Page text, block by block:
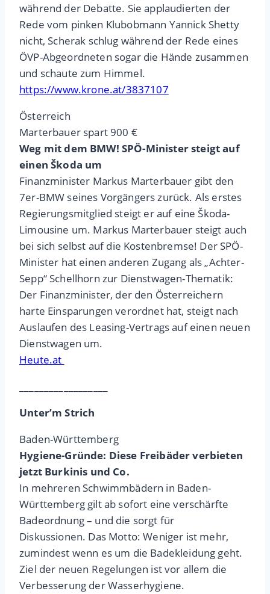
während der Debatte. Sie applaudierten der
Rede vom pinken Klubobmann Yannick Shetty
nicht, Scherak schlug während der Rede eines
ÖVP-Abgeordneten sogar die Hände zusammen
und schaute zum Himmel.
https://www.krone.at/3837107
Österreich
Marterbauer spart 900 €
Weg mit dem BMW! SPÖ-Minister steigt auf
einen Škoda um
Finanzminister Markus Marterbauer gibt den
7er-BMW seines Vorgängers zurück. Als erstes
Regierungsmitglied steigt er auf eine Škoda-
Limousine um. Markus Marterbauer steigt auch
bei sich selbst auf die Kostenbremse! Der SPÖ-
Minister hat einen anderen Zugang als „Achter-
Sepp“ Schellhorn zur Dienstwagen-Thematik:
Der Finanzminister, der den Österreichern
harte Einsparungen verordnet hat, steigt nach
Auslaufen des Leasing-Vertrags auf einen neuen
Dienstwagen um.
Heute.at
Unter’m Strich
Baden-Württemberg
Hygiene-Gründe: Diese Freibäder verbieten
jetzt Burkinis und Co.
In mehreren Schwimmbädern in Baden-
Württemberg gilt ab sofort eine verschärfte
Badeordnung – und die sorgt für
Diskussionen. Das Motto: Weniger ist mehr,
zumindest wenn es um die Badekleidung geht.
Ziel der neuen Regelungen ist vor allem die
Verbesserung der Wasserhygiene.